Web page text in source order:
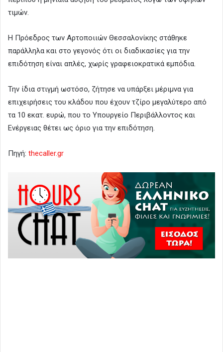
τιμών.
Η Πρόεδρος των Αρτοποιιών Θεσσαλονίκης στάθηκε
παράλληλα και στο γεγονός ότι οι διαδικασίες για την
επιδότηση είναι απλές, χωρίς γραφειοκρατικά εμπόδια.
Την ίδια στιγμή ωστόσο, ζήτησε να υπάρξει μέριμνα για
επιχειρήσεις του κλάδου που έχουν τζίρο μεγαλύτερο από
τα 10 εκατ. ευρώ, που το Υπουργείο Περιβάλλοντος και
Ενέργειας θέτει ως όριο για την επιδότηση.
Πηγή: thecaller.gr